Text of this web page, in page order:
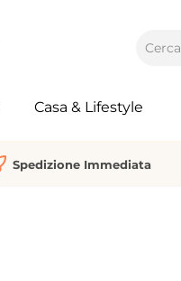
Casa & Lifestyle
Spedizione Immediata